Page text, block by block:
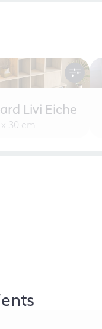
Livi Eiche
30 cm